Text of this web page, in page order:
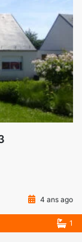
4 ans ago
1